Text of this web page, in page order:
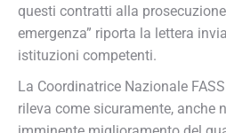
questi contratti alla
emergenza” riporta la lettera
istituzioni competenti.
La Coordinatrice Nazionale
rileva come sicuramente, anche